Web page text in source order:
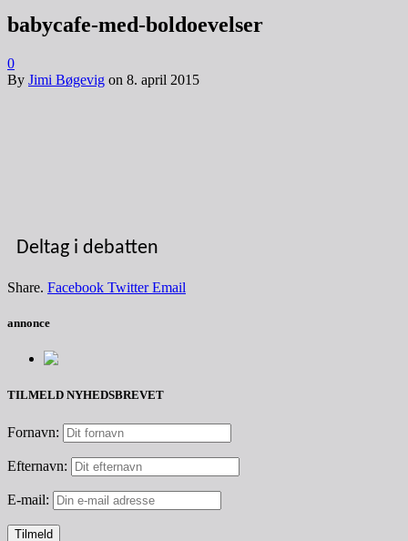
babycafe-med-boldoevelser
0
By Jimi Bøgevig on 8. april 2015
Deltag i debatten
Share. Facebook Twitter Email
annonce
TILMELD NYHEDSBREVET
Fornavn:
Efternavn:
E-mail: